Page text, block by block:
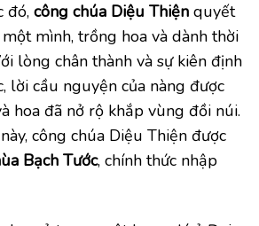
đó, công chúa Diệu Thiện quyết
mình, trồng hoa và dành thời
lòng chân thành và sự kiên định
lời cầu nguyện của nàng được
hoa đã nở rộ khắp vùng đồi núi.
công chúa Diệu Thiện được
Bạch Tước, chính thức nhập